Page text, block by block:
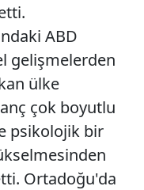
ABD
gelişmelerden
ülke
çok boyutlu
psikolojik bir
Ortadoğu'da